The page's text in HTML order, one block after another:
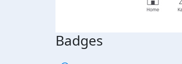
Badges